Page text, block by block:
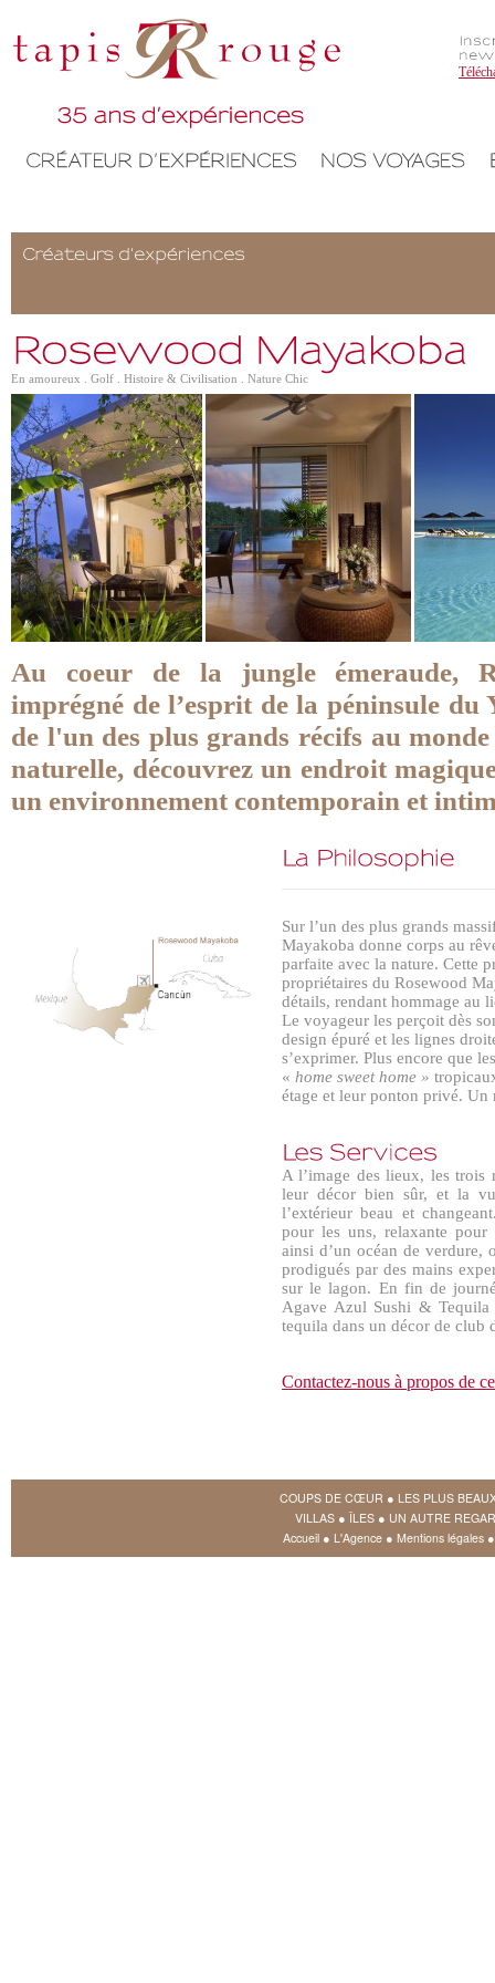
En amoureux . Golf . Histoire & Civilisation . Nature Chic
Au coeur de la jungle émeraude,
imprégné de l’esprit de la péninsule du
de l'un des plus grands récifs au
naturelle, découvrez un endroit
un environnement contemporain et
Sur l’un des plus grands
Mayakoba donne corps au
parfaite avec la nature. Cette
propriétaires du Rosewood
détails, rendant hommage au
Le voyageur les perçoit dès
design épuré et les lignes
s’exprimer. Plus encore que
« home sweet home »
étage et leur ponton privé.
A l’image des lieux, les trois
leur décor bien sûr, et la
l’extérieur beau et
pour les uns, relaxante pour
ainsi d’un océan de verdure,
prodigués par des mains
sur le lagon. En fin de
Agave Azul Sushi &
tequila dans un décor de club
Contactez-nous à propos de
COUPS DE CŒUR ● LES PLUS
VILLAS ● ÎLES ● UN AUTRE
Accueil ● L'Agence ● Mentions légales